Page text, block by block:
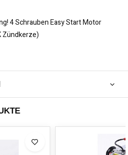
4 Schrauben Easy Start Motor
Zündkerze)